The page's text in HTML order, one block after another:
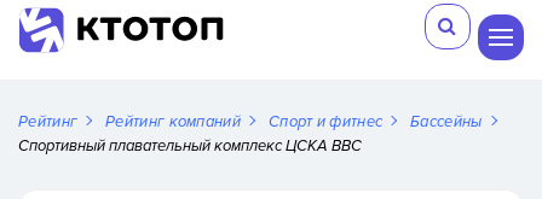
Рейтинг Рейтинг компаний Спорт и фитнес
Бассейны
Спортивный плавательный комплекс ЦСКА ВВС